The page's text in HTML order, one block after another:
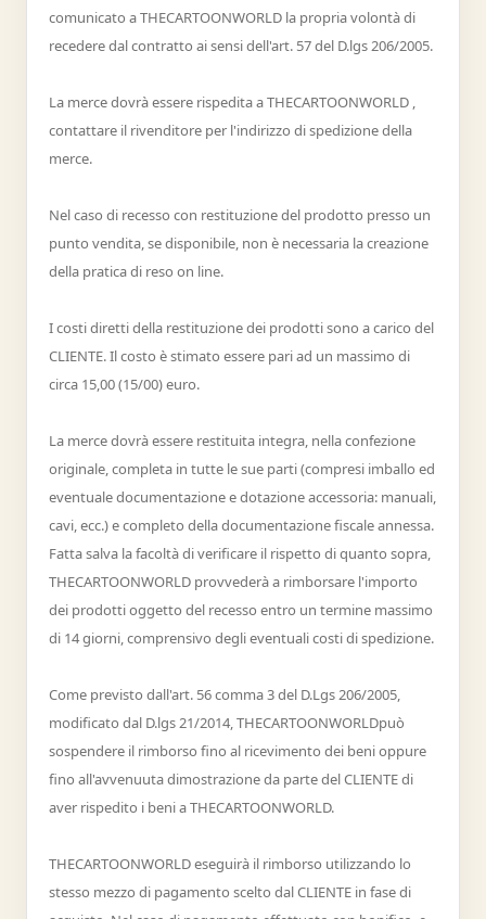
comunicato a THECARTOONWORLD la propria volontà di
recedere dal contratto ai sensi dell'art. 57 del D.lgs 206/2005.
La merce dovrà essere rispedita a THECARTOONWORLD ,
contattare il rivenditore per l'indirizzo di spedizione della
merce.
Nel caso di recesso con restituzione del prodotto presso un
punto vendita, se disponibile, non è necessaria la creazione
della pratica di reso on line.
I costi diretti della restituzione dei prodotti sono a carico del
CLIENTE. Il costo è stimato essere pari ad un massimo di
circa 15,00 (15/00) euro.
La merce dovrà essere restituita integra, nella confezione
originale, completa in tutte le sue parti (compresi imballo ed
eventuale documentazione e dotazione accessoria: manuali,
cavi, ecc.) e completo della documentazione fiscale annessa.
Fatta salva la facoltà di verificare il rispetto di quanto sopra,
THECARTOONWORLD provvederà a rimborsare l'importo
dei prodotti oggetto del recesso entro un termine massimo
di 14 giorni, comprensivo degli eventuali costi di spedizione.
Come previsto dall'art. 56 comma 3 del D.Lgs 206/2005,
modificato dal D.lgs 21/2014, THECARTOONWORLDpuò
sospendere il rimborso fino al ricevimento dei beni oppure
fino all'avvenuuta dimostrazione da parte del CLIENTE di
aver rispedito i beni a THECARTOONWORLD.
THECARTOONWORLD eseguirà il rimborso utilizzando lo
stesso mezzo di pagamento scelto dal CLIENTE in fase di